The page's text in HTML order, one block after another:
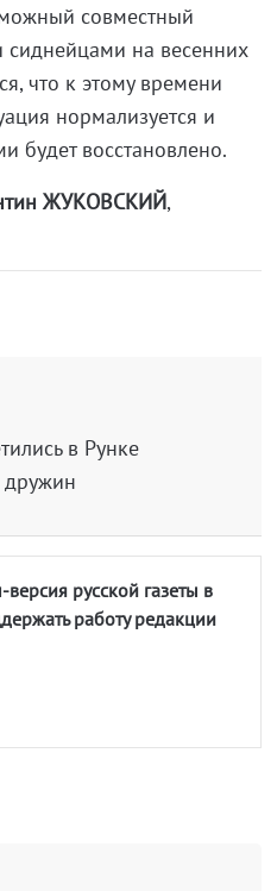
совместный
сиднейцами на весенних
что к этому времени
нормализуется и
будет восстановлено.
ЖУКОВСКИЙ,
в Рунке
дружин
русской газеты в
работу редакции